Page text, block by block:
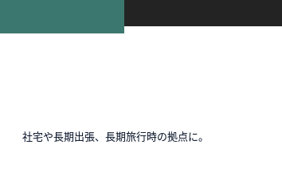
社宅や長期出張、長期旅行時の拠点に。